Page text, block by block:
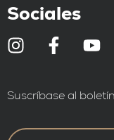
Sociales
Suscríbase al